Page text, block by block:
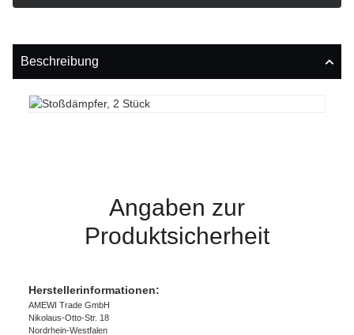
Beschreibung
Angaben zur
Produktsicherheit
Herstellerinformationen:
AMEWI Trade GmbH
Nikolaus-Otto-Str. 18
Nordrhein-Westfalen